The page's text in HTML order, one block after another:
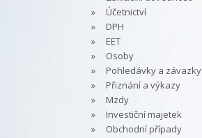
Účetnictví
DPH
EET
Osoby
Pohledávky a závazky
Přiznání a výkazy
Mzdy
Investiční majetek
Obchodní případy